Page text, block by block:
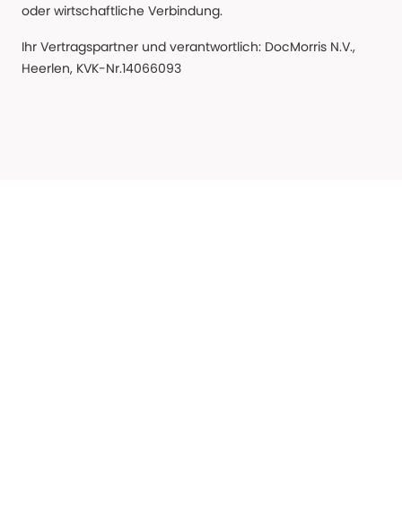
oder wirtschaftliche Verbindung.
Ihr Vertragspartner und verantwortlich: DocMorris N.V.,
Heerlen, KVK-Nr.14066093